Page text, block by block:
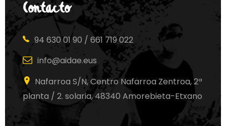
Contacto
94 630 01 90 / 661 719 022
info@aidae.eus
Nafarroa S/N, Centro Nafarroa Zentroa, 2ª
planta / 2. solaria, 48340 Amorebieta-Etxano